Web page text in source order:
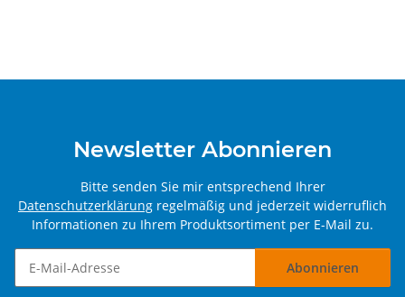
Newsletter Abonnieren
Bitte senden Sie mir entsprechend Ihrer
Datenschutzerklärung regelmäßig und jederzeit widerruflich
Informationen zu Ihrem Produktsortiment per E-Mail zu.
Abonnieren